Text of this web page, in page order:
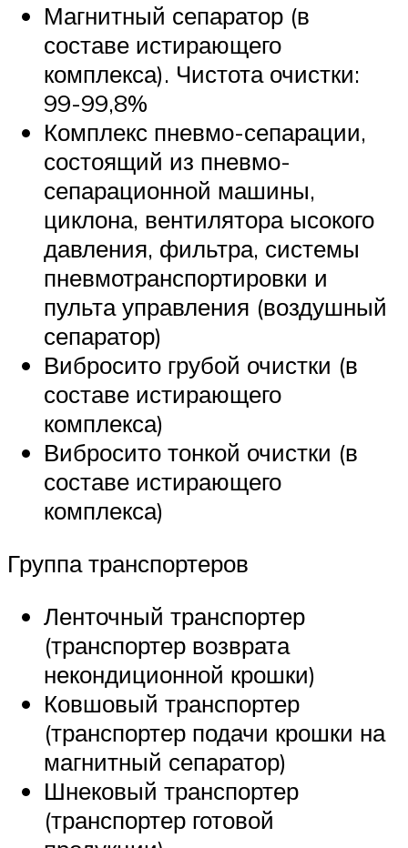
Магнитный сепаратор (в
составе истирающего
комплекса). Чистота очистки:
99-99,8%
Комплекс пневмо-сепарации,
состоящий из пневмо-
сепарационной машины,
циклона, вентилятора ысокого
давления, фильтра, системы
пневмотранспортировки и
пульта управления (воздушный
сепаратор)
Вибросито грубой очистки (в
составе истирающего
комплекса)
Вибросито тонкой очистки (в
составе истирающего
комплекса)
Группа транспортеров
Ленточный транспортер
(транспортер возврата
некондиционной крошки)
Ковшовый транспортер
(транспортер подачи крошки на
магнитный сепаратор)
Шнековый транспортер
(транспортер готовой